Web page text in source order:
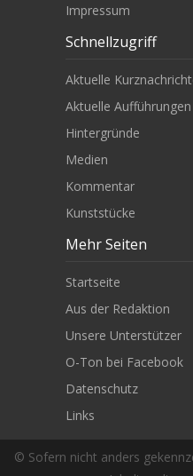
© Sofern nicht anders
Impressum
Schnellzugriff
Aktuelle
Aktuelle Aufführungen
Hintergründe
Medien
Kommentar
Kunststücke
Mehr Seiten
Startseite
Aus der Redaktion
Unsere Unterstützer
O-Ton bei Facebook
Datenschutz
Links